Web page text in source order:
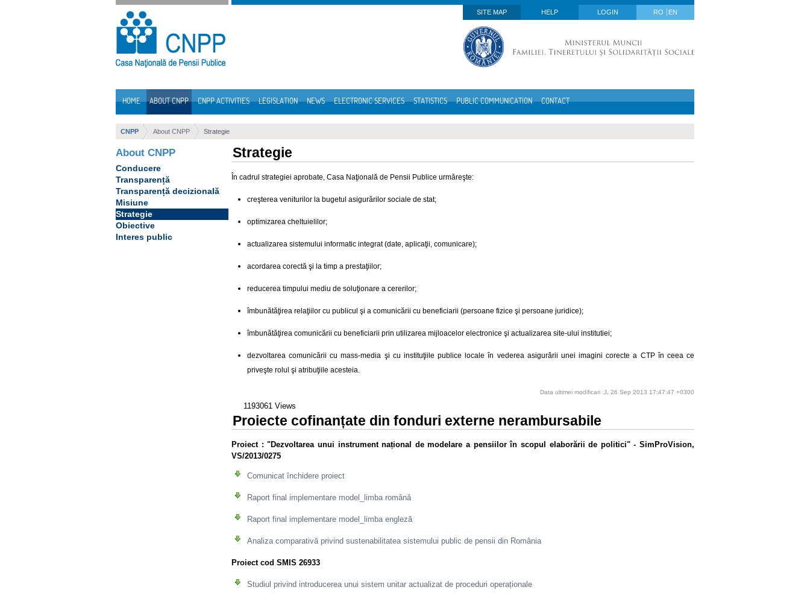
Skip to Content
SITE MAP
HELP LOGIN RO EN
HOME ABOUT CNPP CNPP ACTIVITIES LEGISLATION NEWS ELECTRONIC SERVICES STATISTICS PUBLIC COMMUNICATION CONTACT
CNPP About CNPP Strategie
About CNPP
Conducere
Transparență
Transparență decizională
Misiune
Strategie
Obiective
Interes public
Strategie
În cadrul strategiei aprobate, Casa Naţională de Pensii Publice urmăreşte:
creşterea veniturilor la bugetul asigurărilor sociale de stat;
optimizarea cheltuielilor;
actualizarea sistemului informatic integrat (date, aplicaţii, comunicare);
acordarea corectă şi la timp a prestaţiilor;
reducerea timpului mediu de soluţionare a cererilor;
îmbunătăţirea relaţiilor cu publicul şi a comunicării cu beneficiarii (persoane fizice şi persoane juridice);
îmbunătăţirea comunicării cu beneficiarii prin utilizarea mijloacelor electronice şi actualizarea site-ului institutiei;
dezvoltarea comunicării cu mass-media şi cu instituţiile publice locale în vederea asigurării unei imagini corecte a CTP în ceea ce
priveşte rolul şi atribuţiile acesteia.
Data ultimei modificari :J, 26 Sep 2013 17:47:47 +0300
1193061 Views
Proiecte cofinanțate din fonduri externe nerambursabile
Proiect : "Dezvoltarea unui instrument național de modelare a pensiilor în scopul elaborării de politici" - SimProVision,
VS/2013/0275
Comunicat închidere proiect
Raport final implementare model_limba română
Raport final implementare model_limba engleză
Analiza comparativă privind sustenabilitatea sistemului public de pensii din România
Proiect cod SMIS 26933
Studiul privind introducerea unui sistem unitar actualizat de proceduri operaționale